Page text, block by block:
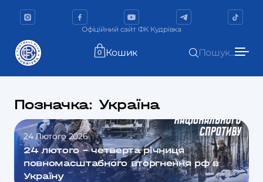
Офіційний сайт ФК Кудрівка
0 Кошик Пошук...
Позначка: Україна
24 Лютого 2026
24 лютого – четверта річниця
повномасштабного вторгнення рф в
Україну